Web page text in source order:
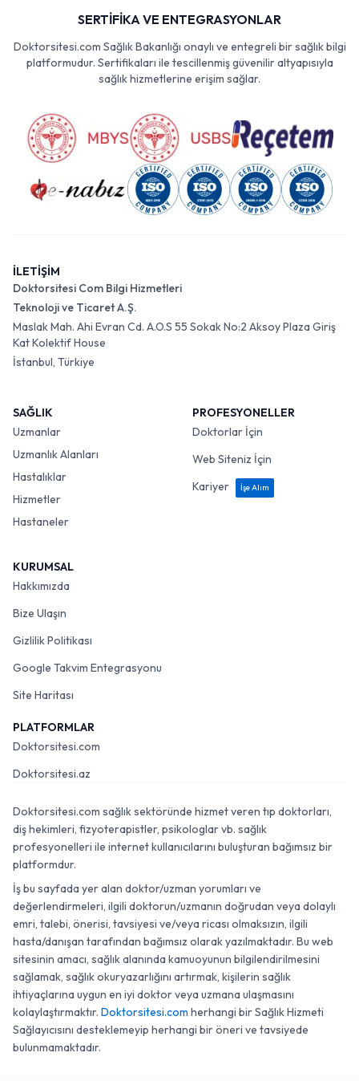
SERTİFİKA VE ENTEGRASYONLAR
Doktorsitesi.com Sağlık Bakanlığı onaylı ve entegreli bir sağlık bilgi
platformudur. Sertifikaları ile tescillenmiş güvenilir altyapısıyla
sağlık hizmetlerine erişim sağlar.
İLETİŞİM
Doktorsitesi Com Bilgi Hizmetleri
Teknoloji ve Ticaret A.Ş.
Maslak Mah. Ahi Evran Cd. A.O.S 55 Sokak No:2 Aksoy Plaza Giriş
Kat Kolektif House
İstanbul, Türkiye
SAĞLIK
Uzmanlar
Uzmanlık Alanları
Hastalıklar
Hizmetler
Hastaneler
PROFESYONELLER
Doktorlar İçin
Web Siteniz İçin
Kariyer
İşe Alım
KURUMSAL
Hakkımızda
Bize Ulaşın
Gizlilik Politikası
Google Takvim Entegrasyonu
Site Haritası
PLATFORMLAR
Doktorsitesi.com
Doktorsitesi.az
Doktorsitesi.com sağlık sektöründe hizmet veren tıp doktorları,
diş hekimleri, fizyoterapistler, psikologlar vb. sağlık
profesyonelleri ile internet kullanıcılarını buluşturan bağımsız bir
platformdur.
İş bu sayfada yer alan doktor/uzman yorumları ve
değerlendirmeleri, ilgili doktorun/uzmanın doğrudan veya dolaylı
emri, talebi, önerisi, tavsiyesi ve/veya ricası olmaksızın, ilgili
hasta/danışan tarafından bağımsız olarak yazılmaktadır. Bu web
sitesinin amacı, sağlık alanında kamuoyunun bilgilendirilmesini
sağlamak, sağlık okuryazarlığını artırmak, kişilerin sağlık
ihtiyaçlarına uygun en iyi doktor veya uzmana ulaşmasını
kolaylaştırmaktır. Doktorsitesi.com herhangi bir Sağlık Hizmeti
Sağlayıcısını desteklemeyip herhangi bir öneri ve tavsiyede
bulunmamaktadır.